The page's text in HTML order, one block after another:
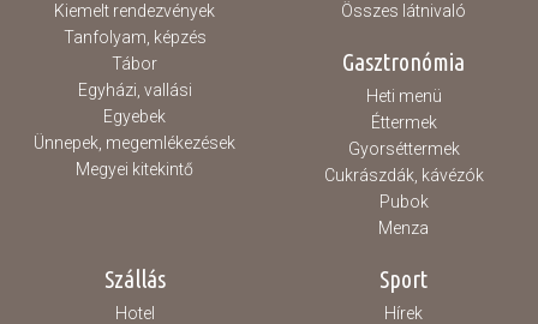
Kiemelt rendezvények
Tanfolyam, képzés
Tábor
Egyházi, vallási
Egyebek
Ünnepek, megemlékezések
Megyei kitekintő
Összes látnivaló
Gasztronómia
Heti menü
Éttermek
Gyorséttermek
Cukrászdák, kávézók
Pubok
Menza
Szállás
Hotel
Sport
Hírek